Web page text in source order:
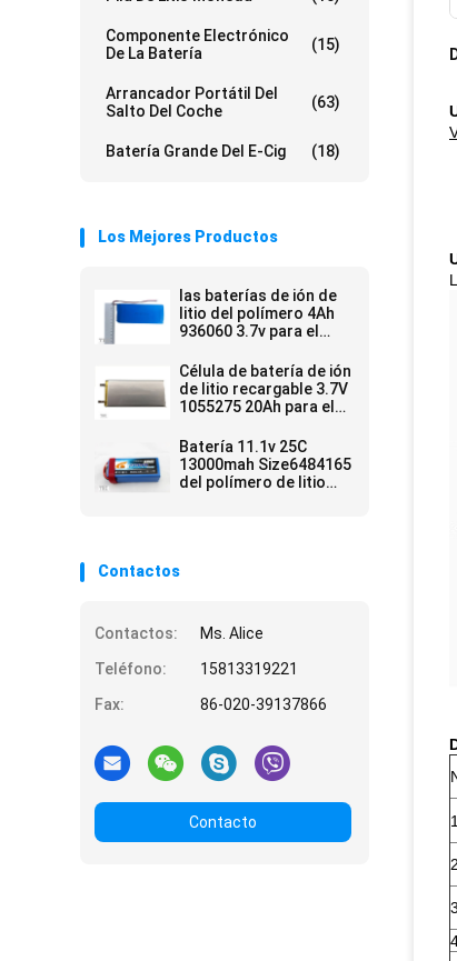
Componente Electrónico
De La Batería
(15)
Arrancador Portátil Del
Salto Del Coche
(63)
Batería Grande Del E-Cig (18)
Los Mejores Productos
las baterías de ión de
litio del polímero 4Ah
936060 3.7v para el
capacidad ejercen la
actividad bancaria
Célula de batería de ión
de litio recargable 3.7V
1055275 20Ah para el
Batería 11.1v 25C
13000mah Size6484165
del polímero de litio
Contactos
Contactos:
Ms. Alice
Teléfono:
15813319221
Fax:
86-020-39137866
Contacto 1
2
3